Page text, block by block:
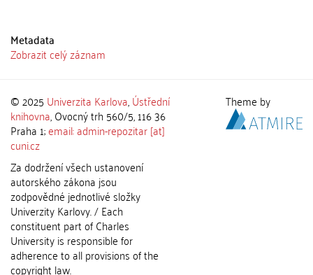
Metadata
Zobrazit celý záznam
© 2025 Univerzita Karlova,Ústřední
knihovna, Ovocný trh 560/5, 116 36
Praha 1;email: admin-repozitar [at]
cuni.cz
Za dodržení všech ustanovení
autorského zákona jsou
zodpovědné jednotlivé složky
Univerzity Karlovy. / Each
constituent part of Charles
University is responsible for
adherence to all provisions of the
copyright law.
Theme by